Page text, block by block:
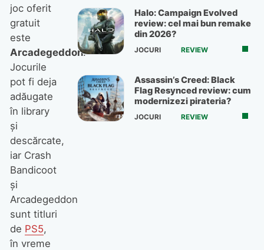
joc oferit
gratuit
este
Arcadegeddon.
Jocurile
pot fi deja
adăugate
în library
şi
descărcate,
iar Crash
Bandicoot
şi
Arcadegeddon
sunt titluri
de PS5,
în vreme
Halo: Campaign Evolved
review: cel mai bun remake
din 2026?
JOCURI REVIEW
Assassin’s Creed: Black
Flag Resynced review: cum
modernizezi pirateria?
JOCURI REVIEW